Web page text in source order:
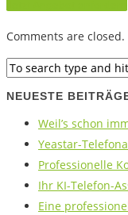
Comments are closed.
NEUESTE
Weil’s schon
Yeastar-
Professionelle
Ihr KI-Telefon-
Eine